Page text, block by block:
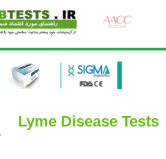
Lyme Disease Tests